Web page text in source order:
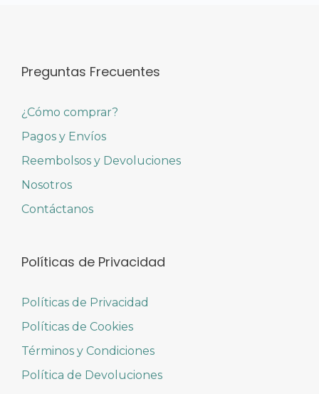
Preguntas Frecuentes
¿Cómo comprar?
Pagos y Envíos
Reembolsos y Devoluciones
Nosotros
Contáctanos
Políticas de Privacidad
Políticas de Privacidad
Políticas de Cookies
Términos y Condiciones
Política de Devoluciones